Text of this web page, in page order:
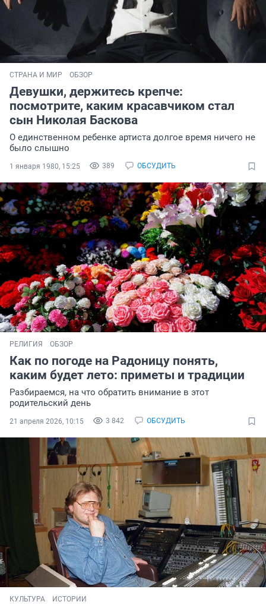
СТРАНА И МИР ОБЗОР
Девушки, держитесь крепче:
посмотрите, каким красавчиком стал
сын Николая Баскова
О единственном ребенке артиста долгое время ничего не
было слышно
389 ОБСУДИТЬ
1 января 1980, 15:25
РЕЛИГИЯ ОБЗОР
Как по погоде на Радоницу понять,
каким будет лето: приметы и традиции
Разбираемся, на что обратить внимание в этот
родительский день
3 842 ОБСУДИТЬ
21 апреля 2026, 10:15
КУЛЬТУРА ИСТОРИИ